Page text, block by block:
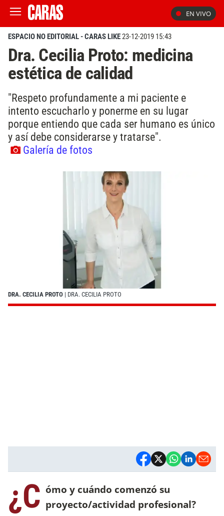
EN VIVO
ESPACIO NO EDITORIAL - CARAS LIKE23-12-2019 15:43
Dra. Cecilia Proto: medicina
estética de calidad
"Respeto profundamente a mi paciente e
intento escucharlo y ponerme en su lugar
porque entiendo que cada ser humano es único
y así debe considerarse y tratarse".
Galería de fotos
DRA. CECILIA PROTO | DRA. CECILIA PROTO
¿C ómo y cuándo comenzó su
proyecto/actividad profesional?